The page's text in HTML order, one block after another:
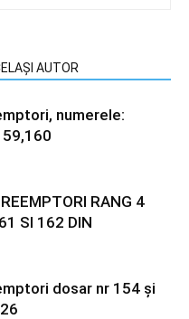
AUTOR
numerele:
RANG 4
SI 162 DIN
dosar nr 154 și